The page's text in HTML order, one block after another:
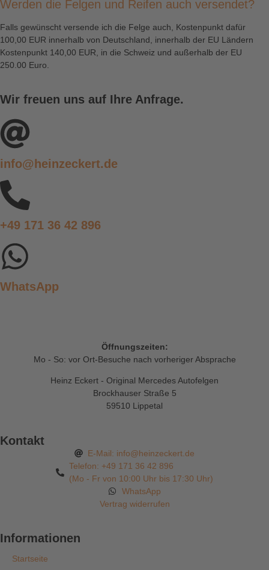
Werden die Felgen und Reifen auch versendet?
Falls gewünscht versende ich die Felge auch, Kostenpunkt dafür
100,00 EUR innerhalb von Deutschland, innerhalb der EU Ländern
Kostenpunkt 140,00 EUR, in die Schweiz und außerhalb der EU
250.00 Euro.
Wir freuen uns auf Ihre Anfrage.
info@heinzeckert.de
+49 171 36 42 896
WhatsApp
Öffnungszeiten:
Mo - So: vor Ort-Besuche nach vorheriger Absprache
Heinz Eckert - Original Mercedes Autofelgen
Brockhauser Straße 5
59510 Lippetal
Kontakt
E-Mail: info@heinzeckert.de
Telefon: +49 171 36 42 896
(Mo - Fr von 10:00 Uhr bis 17:30 Uhr)
WhatsApp
Vertrag widerrufen
Informationen
Startseite